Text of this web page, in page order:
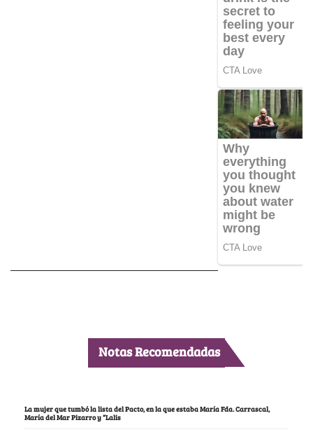
Notas Recomendadas
La mujer que tumbó la lista del Pacto, en la que estaba María Fda. Carrascal,
María del Mar Pizarro y “Lalis